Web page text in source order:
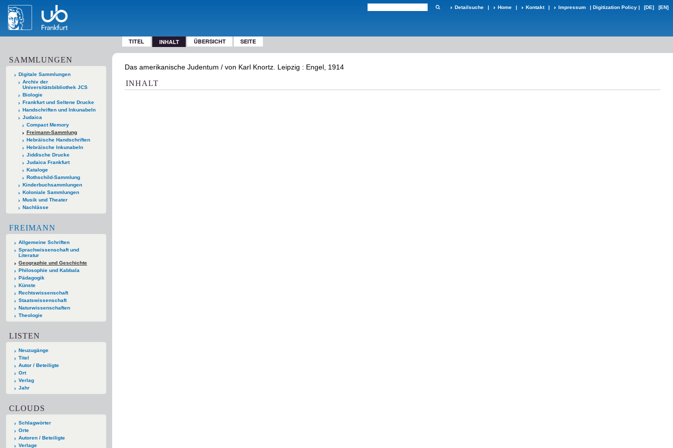
Detailsuche | Home | Kontakt | Impressum | Digitization Policy | [DE] [EN]
TITEL INHALT ÜBERSICHT SEITE
SAMMLUNGEN
Digitale Sammlungen
Archiv der
Universitätsbibliothek JCS
Biologie
Frankfurt und Seltene Drucke
Handschriften und Inkunabeln
Judaica
Compact Memory
Freimann-Sammlung
Hebräische Handschriften
Hebräische Inkunabeln
Jiddische Drucke
Judaica Frankfurt
Kataloge
Rothschild-Sammlung
Kinderbuchsammlungen
Koloniale Sammlungen
Musik und Theater
Nachlässe
FREIMANN
Allgemeine Schriften
Sprachwissenschaft und
Literatur
Geographie und Geschichte
Philosophie und Kabbala
Pädagogik
Künste
Rechtswissenschaft
Staatswissenschaft
Naturwissenschaften
Theologie
LISTEN
Neuzugänge
Titel
Autor / Beteiligte
Ort
Verlag
Jahr
CLOUDS
Schlagwörter
Orte
Autoren / Beteiligte
Verlage
Das amerikanische Judentum / von Karl Knortz. Leipzig : Engel, 1914
INHALT